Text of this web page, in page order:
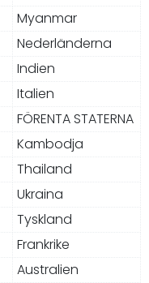
Myanmar
Nederländerna
Indien
Italien
FÖRENTA STATERNA
Kambodja
Thailand
Ukraina
Tyskland
Frankrike
Australien